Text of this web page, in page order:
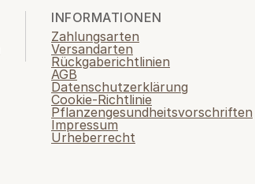
INFORMATIONEN
Zahlungsarten
Versandarten
Rückgaberichtlinien
AGB
Datenschutzerklärung
Cookie-Richtlinie
Pflanzengesundheitsvorschriften
Impressum
Urheberrecht